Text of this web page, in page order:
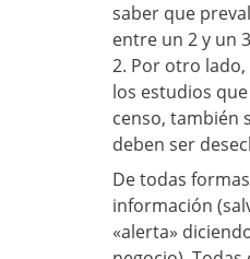
saber que
entre un 2 y un
2. Por otro
los estudios
censo, también
deben ser
De todas
información
«alerta»